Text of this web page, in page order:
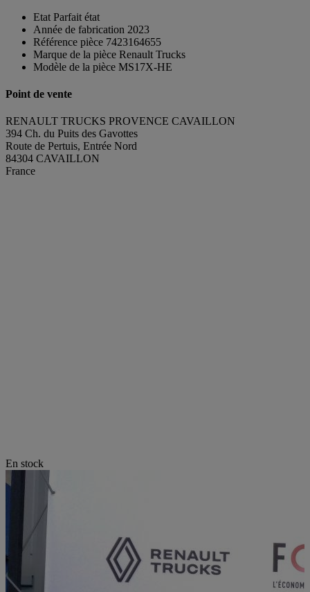
Etat Parfait état
Année de fabrication 2023
Référence pièce 7423164655
Marque de la pièce Renault Trucks
Modèle de la pièce MS17X-HE
Point de vente
RENAULT TRUCKS PROVENCE CAVAILLON
394 Ch. du Puits des Gavottes
Route de Pertuis, Entrée Nord
84304 CAVAILLON
France
En stock